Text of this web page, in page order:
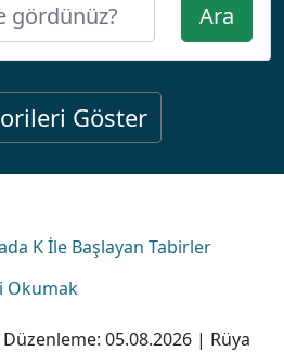
Ara
Göster
K İle Başlayan Tabirler
Okumak
Düzenleme: 05.08.2026 | Rüya